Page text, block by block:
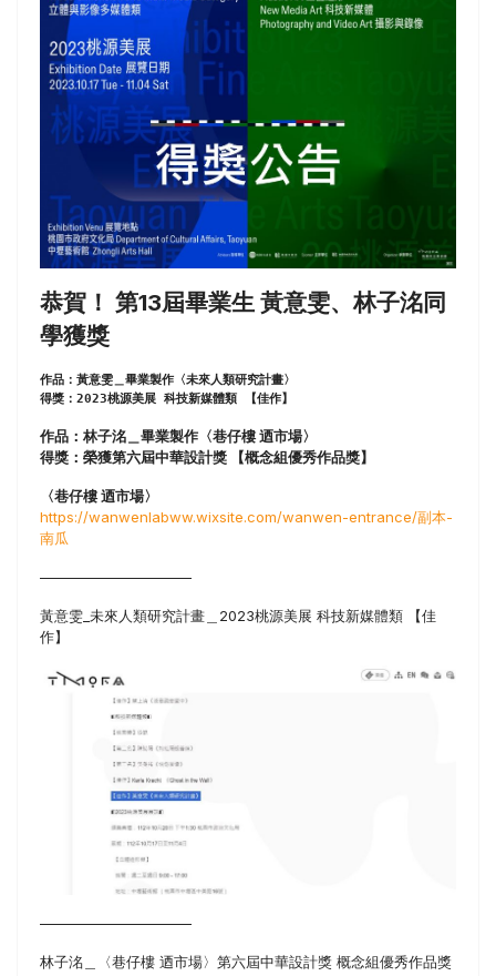
恭賀！ 第13屆畢業生 黃意雯、林子洺同
學獲獎
作品：黃意雯＿畢業製作〈未來人類研究計畫〉
得獎：2023桃源美展 科技新媒體類 【佳作】
作品：林子洺＿畢業製作〈巷仔樓 迺市場〉
得獎：榮獲第六屆中華設計獎 【概念組優秀作品獎】
〈巷仔樓 迺市場〉
https://wanwenlabww.wixsite.com/wanwen-entrance/副本-
南瓜
——————————–
黃意雯_未來人類研究計畫＿2023桃源美展 科技新媒體類 【佳
作】
——————————–
林子洺＿〈巷仔樓 迺市場〉第六屆中華設計獎 概念組優秀作品獎